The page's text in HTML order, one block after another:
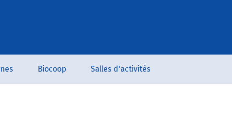
Biocoop Salles d'activités